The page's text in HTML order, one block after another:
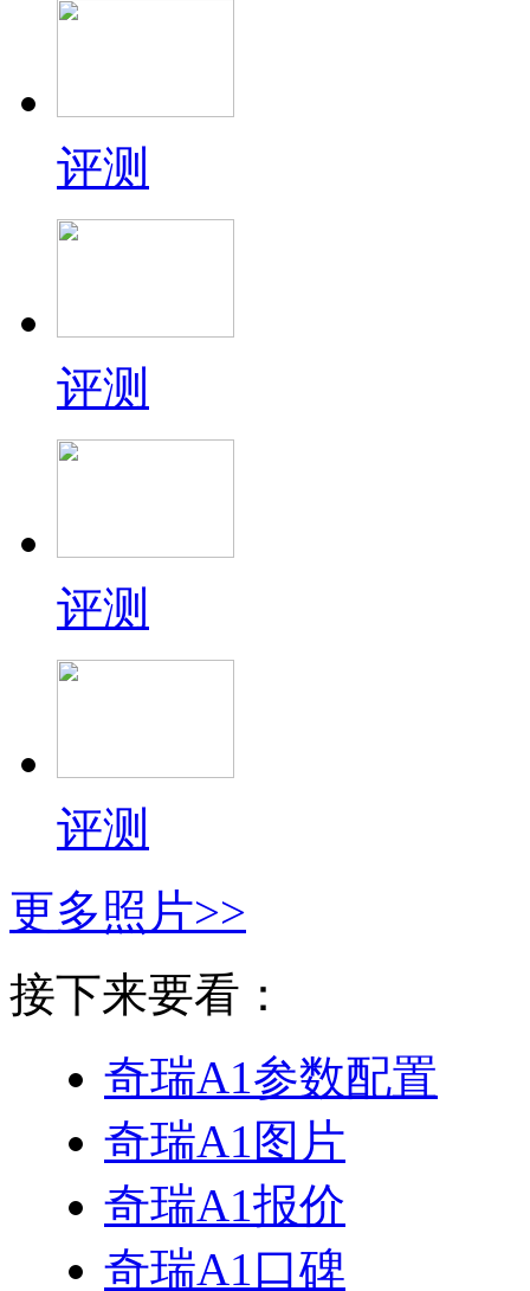
评测
评测
评测
评测
更多照片>>
接下来要看：
奇瑞A1参数配置
奇瑞A1 图片
奇瑞A1报价
奇瑞A1口碑